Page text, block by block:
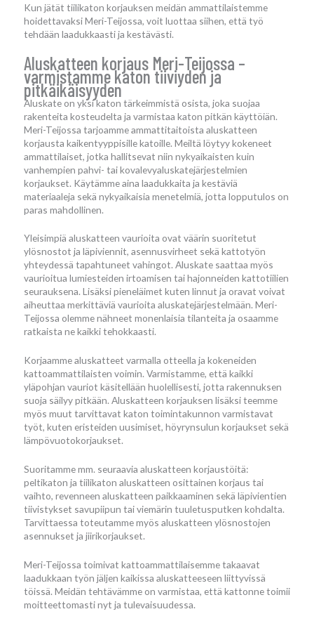
Kun jätät tiilikaton korjauksen meidän ammattilaistemme
hoidettavaksi Meri-Teijossa, voit luottaa siihen, että työ
tehdään laadukkaasti ja kestävästi.
Aluskatteen korjaus Meri-Teijossa –
varmistamme katon tiiviyden ja
pitkäikäisyyden
Aluskate on yksi katon tärkeimmistä osista, joka suojaa
rakenteita kosteudelta ja varmistaa katon pitkän käyttöiän.
Meri-Teijossa tarjoamme ammattitaitoista aluskatteen
korjausta kaikentyyppisille katoille. Meiltä löytyy kokeneet
ammattilaiset, jotka hallitsevat niin nykyaikaisten kuin
vanhempien pahvi- tai kovalevyaluskatejärjestelmien
korjaukset. Käytämme aina laadukkaita ja kestäviä
materiaaleja sekä nykyaikaisia menetelmiä, jotta lopputulos on
paras mahdollinen.
Yleisimpiä aluskatteen vaurioita ovat väärin suoritetut
ylösnostot ja läpiviennit, asennusvirheet sekä kattotyön
yhteydessä tapahtuneet vahingot. Aluskate saattaa myös
vaurioitua lumiesteiden irtoamisen tai hajonneiden kattotiilien
seurauksena. Lisäksi pieneläimet kuten linnut ja oravat voivat
aiheuttaa merkittäviä vaurioita aluskatejärjestelmään. Meri-
Teijossa olemme nähneet monenlaisia tilanteita ja osaamme
ratkaista ne kaikki tehokkaasti.
Korjaamme aluskatteet varmalla otteella ja kokeneiden
kattoammattilaisten voimin. Varmistamme, että kaikki
yläpohjan vauriot käsitellään huolellisesti, jotta rakennuksen
suoja säilyy pitkään. Aluskatteen korjauksen lisäksi teemme
myös muut tarvittavat katon toimintakunnon varmistavat
työt, kuten eristeiden uusimiset, höyrynsulun korjaukset sekä
lämpövuotokorjaukset.
Suoritamme mm. seuraavia aluskatteen korjaustöitä:
peltikaton ja tiilikaton aluskatteen osittainen korjaus tai
vaihto, revenneen aluskatteen paikkaaminen sekä läpivientien
tiivistykset savupiipun tai viemärin tuuletusputken kohdalta.
Tarvittaessa toteutamme myös aluskatteen ylösnostojen
asennukset ja jiirikorjaukset.
Meri-Teijossa toimivat kattoammattilaisemme takaavat
laadukkaan työn jäljen kaikissa aluskatteeseen liittyvissä
töissä. Meidän tehtävämme on varmistaa, että kattonne toimii
moitteettomasti nyt ja tulevaisuudessa.